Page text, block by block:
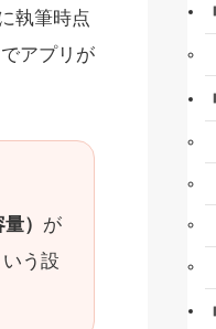
執筆時点
アプリが
） が
う設